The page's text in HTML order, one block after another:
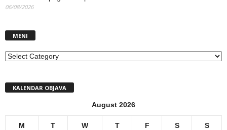
06/08/2026
MENI
MENI
KALENDAR OBJAVA
August 2026
M T W T F S S